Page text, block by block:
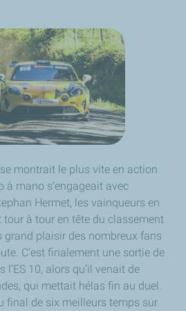
montrait le plus vite en action
à mano s’engageait avec
Hermet, les vainqueurs en
à tour en tête du classement
grand plaisir des nombreux fans
C’est finalement une sortie de
10, alors qu’il venait de
qui mettait hélas fin au duel.
final de six meilleurs temps sur